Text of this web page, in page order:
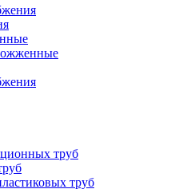
труб
труб